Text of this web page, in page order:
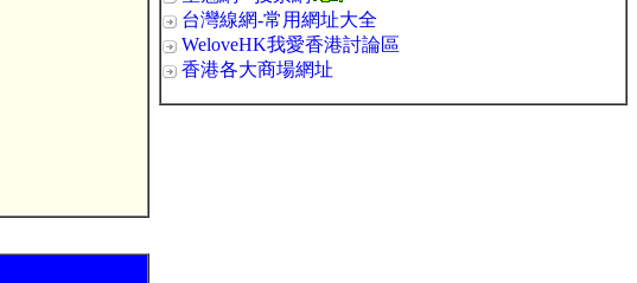
台灣線網-常用網址大全
WeloveHK我愛香港討論區
香港各大商場網址